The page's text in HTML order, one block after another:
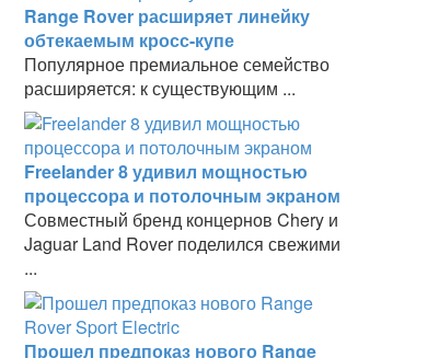
Range Rover расширяет линейку
обтекаемым кросс-купе
Популярное премиальное семейство
расширяется: к существующим ...
Freelander 8 удивил мощностью
процессора и потолочным экраном
Совместный бренд концернов Chery и
Jaguar Land Rover поделился свежими
...
Прошел предпоказ нового Range